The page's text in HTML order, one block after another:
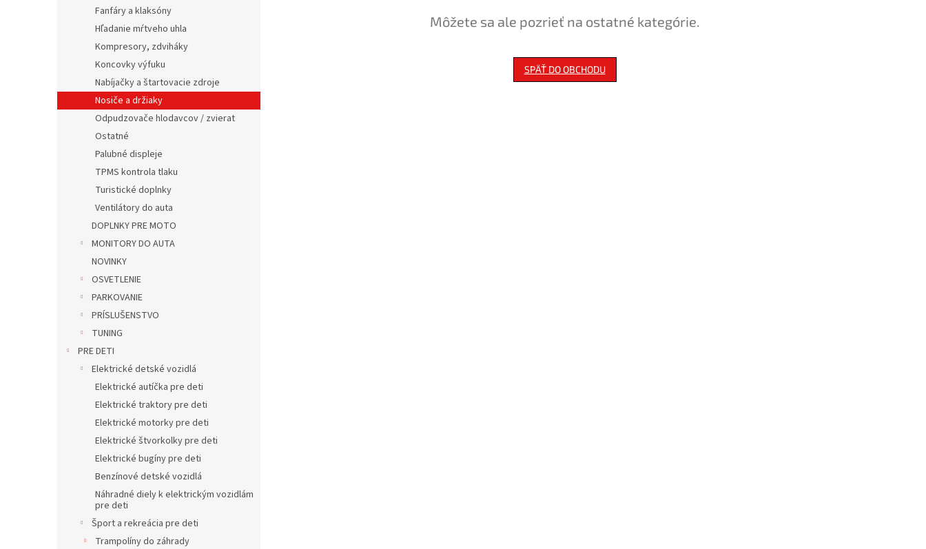
Fanfáry a klaksóny
Hľadanie mŕtveho uhla
Kompresory, zdviháky
Koncovky výfuku
Nabíjačky a štartovacie zdroje
Nosiče a držiaky
Odpudzovače hlodavcov / zvierat
Ostatné
Palubné displeje
TPMS kontrola tlaku
Turistické doplnky
Ventilátory do auta
DOPLNKY PRE MOTO
MONITORY DO AUTA
NOVINKY
OSVETLENIE
PARKOVANIE
PRÍSLUŠENSTVO
TUNING
PRE DETI
Elektrické detské vozidlá
Elektrické autíčka pre deti
Elektrické traktory pre deti
Elektrické motorky pre deti
Elektrické štvorkolky pre deti
Elektrické bugíny pre deti
Benzínové detské vozidlá
Náhradné diely k elektrickým vozidlám
pre deti
Šport a rekreácia pre deti
Trampolíny do záhrady
Môžete sa ale pozrieť na ostatné kategórie.
SPÄŤ DO OBCHODU